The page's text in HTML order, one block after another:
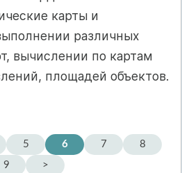
карты и
различных
вычислении по картам
площадей объектов.
5 6 7
8
9
>